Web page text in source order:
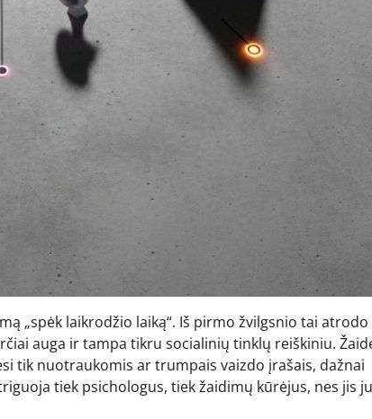
„spėk laikrodžio laiką“. Iš pirmo žvilgsnio tai atrodo
auga ir tampa tikru socialinių tinklų reiškiniu.
tik nuotraukomis ar trumpais vaizdo įrašais, dažnai
tiek psichologus, tiek žaidimų kūrėjus, nes jis